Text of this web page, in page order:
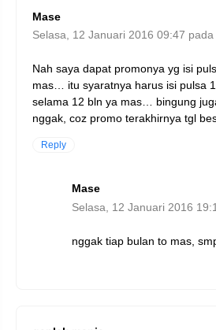
Mase
Selasa, 12 Januari 2016 09:47 pada
Nah saya dapat promonya yg isi
mas… itu syaratnya harus isi pulsa
selama 12 bln ya mas… bingung
nggak, coz promo terakhirnya tgl
Reply
Mase
Selasa, 12 Januari 2016
nggak tiap bulan to mas,